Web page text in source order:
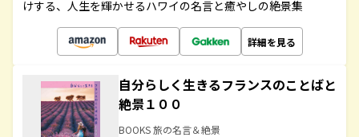
けする、人生を輝かせるハワイの名言と癒やしの絶景集
詳細を見る
自分らしく生きるフランスのことばと
絶景１００
BOOKS 旅の名言＆絶景